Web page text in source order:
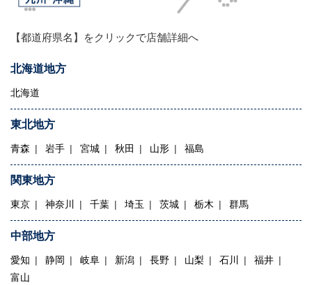
【都道府県名】をクリックで店舗詳細へ
北海道地方
北海道
東北地方
青森 岩手 宮城 秋田 山形 福島
関東地方
東京 神奈川 千葉 埼玉 茨城 栃木 群馬
中部地方
愛知 静岡 岐阜 新潟 長野 山梨 石川
福井
富山